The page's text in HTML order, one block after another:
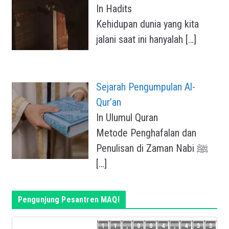
In Hadits
Kehidupan dunia yang kita
jalani saat ini hanyalah […]
Sejarah Pengumpulan Al-
Qur’an
In Ulumul Quran
Metode Penghafalan dan
Penulisan di Zaman Nabi ﷺ
[…]
Pengunjung Pesantren MAQI
1
1
,
0
0
4
,
4
3 3